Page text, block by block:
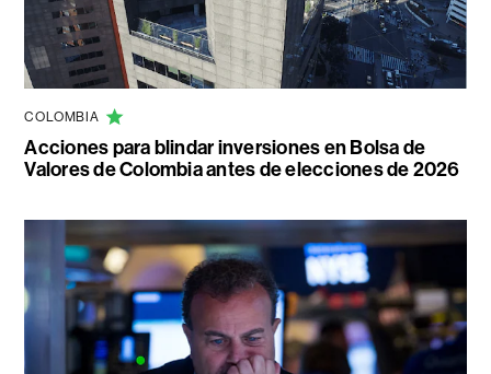
COLOMBIA
Acciones para blindar inversiones en Bolsa de
Valores de Colombia antes de elecciones de 2026